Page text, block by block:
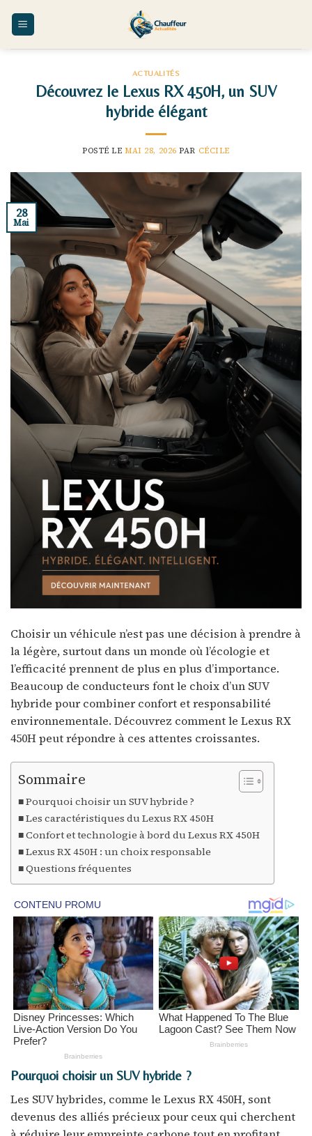
ACTUALITÉS
Découvrez le Lexus RX 450H, un SUV
hybride élégant
POSTÉ LEMAI 28, 2026 PAR CÉCILE
28
Mai
Choisir un véhicule n’est pas une décision à prendre à
la légère, surtout dans un monde où l’écologie et
l’efficacité prennent de plus en plus d’importance.
Beaucoup de conducteurs font le choix d’un SUV
hybride pour combiner confort et responsabilité
environnementale. Découvrez comment le Lexus RX
450H peut répondre à ces attentes croissantes.
Sommaire
Pourquoi choisir un SUV hybride ?
Les caractéristiques du Lexus RX 450H
Confort et technologie à bord du Lexus RX 450H
Lexus RX 450H : un choix responsable
Questions fréquentes
Pourquoi choisir un SUV hybride ?
Les SUV hybrides, comme le Lexus RX 450H, sont
devenus des alliés précieux pour ceux qui cherchent